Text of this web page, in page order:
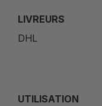
LIVREURS
DHL
UTILISATION